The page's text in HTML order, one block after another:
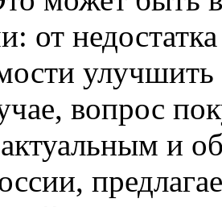
от
вопрос
и